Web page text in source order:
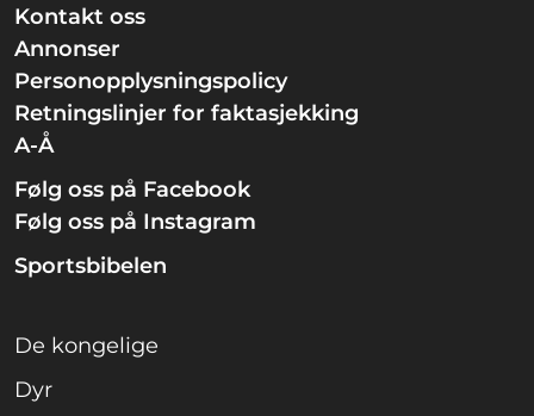
Kontakt oss
Annonser
Personopplysningspolicy
Retningslinjer for faktasjekking
A-Å
Følg oss på Facebook
Følg oss på Instagram
Sportsbibelen
De kongelige
Dyr